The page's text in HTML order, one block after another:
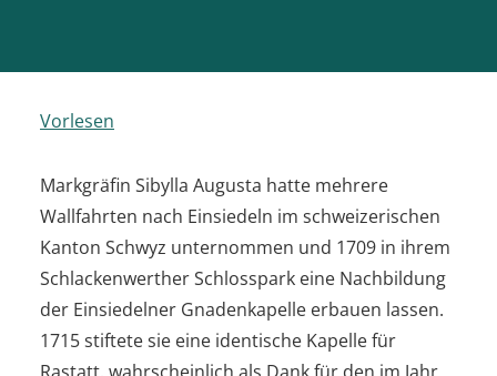
Vorlesen
Markgräfin Sibylla Augusta hatte mehrere
Wallfahrten nach Einsiedeln im schweizerischen
Kanton Schwyz unternommen und 1709 in ihrem
Schlackenwerther Schlosspark eine Nachbildung
der Einsiedelner Gnadenkapelle erbauen lassen.
1715 stiftete sie eine identische Kapelle für